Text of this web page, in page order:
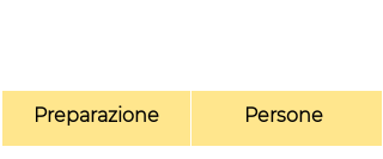
Preparazione Persone